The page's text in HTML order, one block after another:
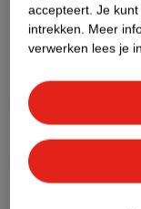
Nature Impact
accepteert. Je
intrekken. Meer
verwerken lees je